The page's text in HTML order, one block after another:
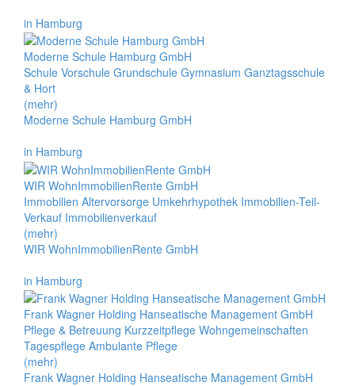
in Hamburg
Moderne Schule Hamburg GmbH
Schule Vorschule Grundschule Gymnasium Ganztagsschule
& Hort
(mehr)
Moderne Schule Hamburg GmbH
in Hamburg
WIR WohnImmobilienRente GmbH
Immobilien Altervorsorge Umkehrhypothek Immobilien-Teil-
Verkauf Immobilienverkauf
(mehr)
WIR WohnImmobilienRente GmbH
in Hamburg
Frank Wagner Holding Hanseatische Management GmbH
Pflege & Betreuung Kurzzeitpflege Wohngemeinschaften
Tagespflege Ambulante Pflege
(mehr)
Frank Wagner Holding Hanseatische Management GmbH